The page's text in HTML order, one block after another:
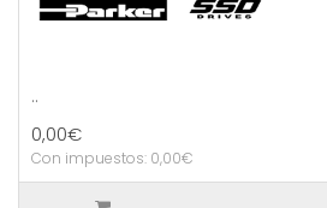
..
0,00€
Con impuestos: 0,00€